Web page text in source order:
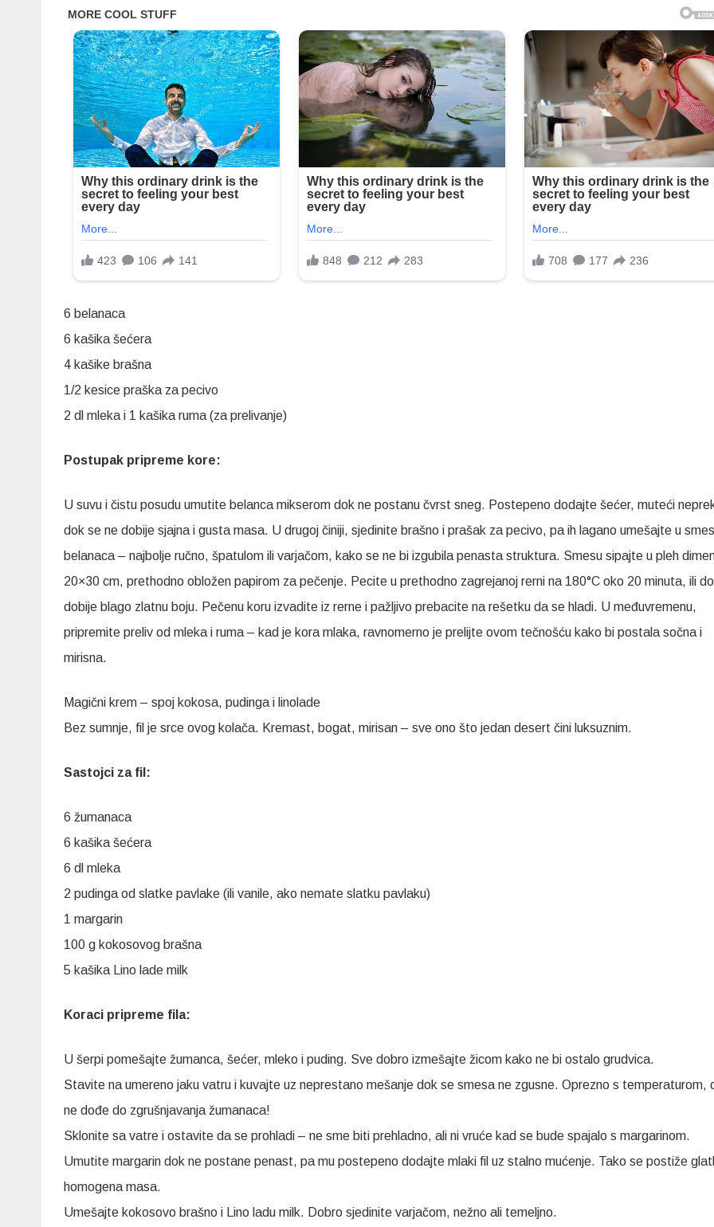
6 belanaca
6 kašika šećera
4 kašike brašna
1/2 kesice praška za pecivo
2 dl mleka i 1 kašika ruma (za prelivanje)
Postupak pripreme kore:
U suvu i čistu posudu umutite belanca mikserom dok ne postanu čvrst sneg. Postepeno dodajte šećer, muteći
dok se ne dobije sjajna i gusta masa. U drugoj činiji, sjedinite brašno i prašak za pecivo, pa ih lagano umešajte u
belanaca – najbolje ručno, špatulom ili varjačom, kako se ne bi izgubila penasta struktura. Smesu sipajte u pleh
20×30 cm, prethodno obložen papirom za pečenje. Pecite u prethodno zagrejanoj rerni na 180°C oko 20 minuta, ili
dobije blago zlatnu boju. Pečenu koru izvadite iz rerne i pažljivo prebacite na rešetku da se hladi. U međuvremenu,
pripremite preliv od mleka i ruma – kad je kora mlaka, ravnomerno je prelijte ovom tečnošću kako bi postala sočna i
mirisna.
Magični krem – spoj kokosa, pudinga i linolade
Bez sumnje, fil je srce ovog kolača. Kremast, bogat, mirisan – sve ono što jedan desert čini luksuznim.
Sastojci za fil:
6 žumanaca
6 kašika šećera
6 dl mleka
2 pudinga od slatke pavlake (ili vanile, ako nemate slatku pavlaku)
1 margarin
100 g kokosovog brašna
5 kašika Lino lade milk
Koraci pripreme fila:
U šerpi pomešajte žumanca, šećer, mleko i puding. Sve dobro izmešajte žicom kako ne bi ostalo grudvica.
Stavite na umereno jaku vatru i kuvajte uz neprestano mešanje dok se smesa ne zgusne. Oprezno s temperaturom,
ne dođe do zgrušnjavanja žumanaca!
Sklonite sa vatre i ostavite da se prohladi – ne sme biti prehladno, ali ni vruće kad se bude spajalo s margarinom.
Umutite margarin dok ne postane penast, pa mu postepeno dodajte mlaki fil uz stalno mućenje. Tako se postiže
homogena masa.
Umešajte kokosovo brašno i Lino ladu milk. Dobro sjedinite varjačom, nežno ali temeljno.